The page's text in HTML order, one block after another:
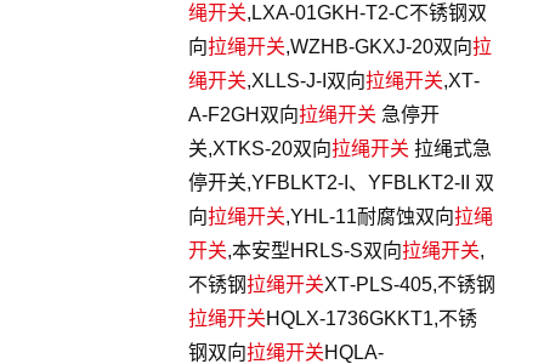
绳开关,LXA-01GKH-T2-C不锈钢双
向拉绳开关,WZHB-GKXJ-20双向拉
绳开关,XLLS-J-I双向拉绳开关,XT-
A-F2GH双向拉绳开关 急停开
关,XTKS-20双向拉绳开关 拉绳式急
停开关,YFBLKT2-I、YFBLKT2-II 双
向拉绳开关,YHL-11耐腐蚀双向拉绳
开关,本安型HRLS-S双向拉绳开关,
不锈钢拉绳开关XT-PLS-405,不锈钢
拉绳开关HQLX-1736GKKT1,不锈
钢双向拉绳开关HQLA-